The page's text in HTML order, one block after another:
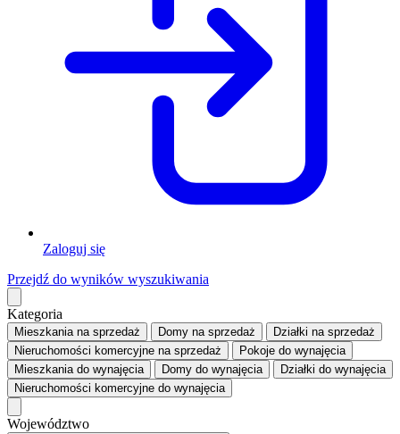
Zaloguj się
Przejdź do wyników wyszukiwania
Kategoria
Mieszkaniana sprzedaż Domy na sprzedaż Działki na sprzedaż
Nieruchomości komercyjne na sprzedaż Pokoje do wynajęcia
Mieszkaniado wynajęcia Domy do wynajęcia Działki do wynajęcia
Nieruchomości komercyjne do wynajęcia
Województwo